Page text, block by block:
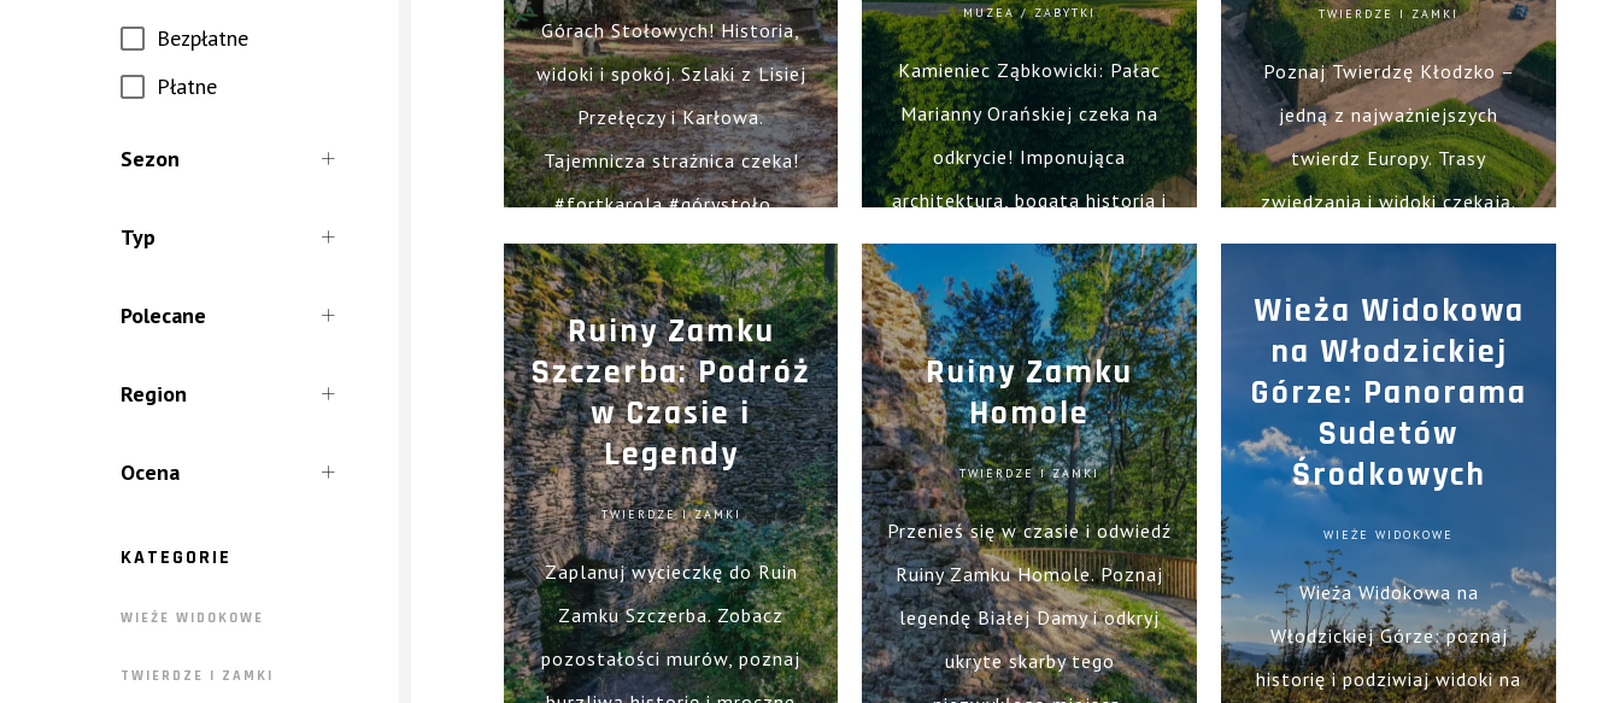
Sezon
Zima
Bezpłatne
Płatne
Typ
Polecane
Dla Dzieci
Region
Ziemia Kłodzka
Ocena
KATEGORIE
WIEŻE WIDOKOWE
TWIERDZE I ZAMKI
Górach Stołowych! Historia,
widoki i spokój. Szlaki z Lisiej
Przełęczy i Karłowa.
Tajemnicza strażnica czeka!
#fortkarola #górystoło...
MUZEA / ZABYTKI
Kamieniec Ząbkowicki: Pałac
Marianny Orańskiej czeka na
odkrycie! Imponująca
architektura, bogata historia i
malownicze krajobrazy.
TWIERDZE I ZAMKI
Poznaj Twierdzę Kłodzko –
jedną z najważniejszych
twierdz Europy. Trasy
zwiedzania i widoki czekają.
Ruiny Zamku
Szczerba: Podróż
w Czasie i
Legendy
TWIERDZE I ZAMKI
Zaplanuj wycieczkę do Ruin
Zamku Szczerba. Zobacz
pozostałości murów, poznaj
Ruiny Zamku
Homole
TWIERDZE I ZAMKI
Przenieś się w czasie i odwiedź
Ruiny Zamku Homole. Poznaj
legendę Białej Damy i odkryj
ukryte skarby tego
Wieża Widokowa
na Włodzickiej
Górze: Panorama
Sudetów
Środkowych
WIEŻE WIDOKOWE
Wieża Widokowa na
Włodzickiej Górze: poznaj
historię i podziwiaj widoki na